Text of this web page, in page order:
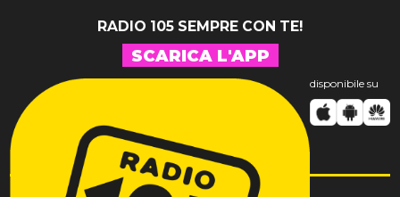
RADIO 105 SEMPRE CON TE!
SCARICA L'APP
disponibile su